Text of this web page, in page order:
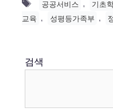
Tags
공공서비스 , 기초
교육 , 성평등가족부 ,
검색